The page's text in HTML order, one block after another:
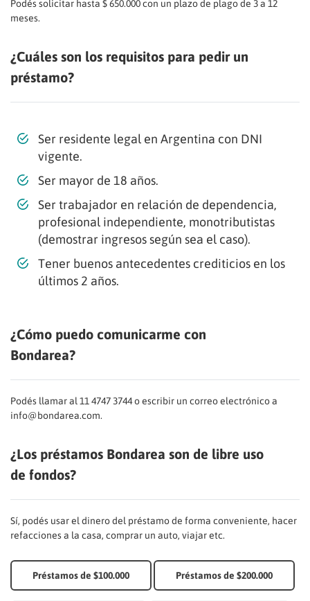
Podés solicitar hasta $ 650.000 con un plazo de plago de 3 a 12
meses.
¿Cuáles son los requisitos para pedir un
préstamo?
Ser residente legal en Argentina con DNI
vigente.
Ser mayor de 18 años.
Ser trabajador en relación de dependencia,
profesional independiente, monotributistas
(demostrar ingresos según sea el caso).
Tener buenos antecedentes crediticios en los
últimos 2 años.
¿Cómo puedo comunicarme con
Bondarea?
Podés llamar al 11 4747 3744 o escribir un correo electrónico a
info@bondarea.com.
¿Los préstamos Bondarea son de libre uso
de fondos?
Sí, podés usar el dinero del préstamo de forma conveniente, hacer
refacciones a la casa, comprar un auto, viajar etc.
Préstamos de $100.000 Préstamos de $200.000